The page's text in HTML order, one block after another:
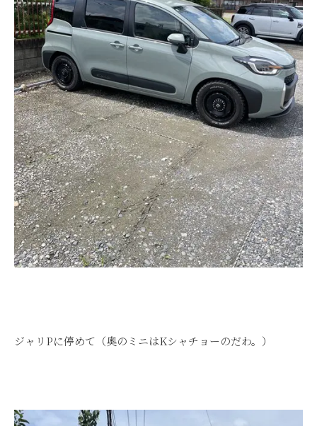
ジャリPに停めて（奥のミニはKシャチョーのだわ。）